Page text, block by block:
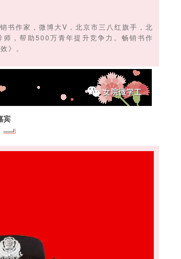
书作家，微博大V，北京市三八红旗手，北
，帮助500万青年提升竞争力。畅销书作
》。
宾